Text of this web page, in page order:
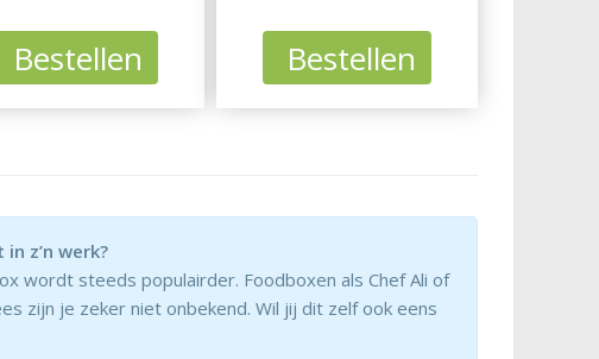
Bestellen Bestellen
z’n werk?
wordt steeds populairder. Foodboxen als Chef Ali of
zijn je zeker niet onbekend. Wil jij dit zelf ook eens